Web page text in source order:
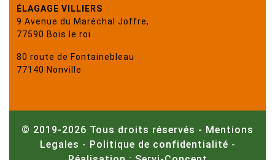
ÉLAGAGE VILLIERS
9 Avenue du Maréchal Joffre,
77590 Bois le roi
80 route de Fontainebleau
77140 Nonville
© 2019-2026 Tous droits réservés - Mentions
Legales - Politique de confidentialité -